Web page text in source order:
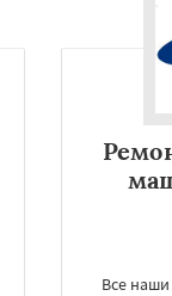
Все